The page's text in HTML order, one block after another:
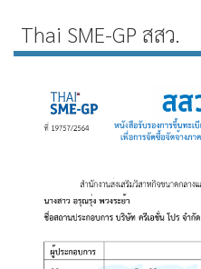
Thai SME-GP สสว.